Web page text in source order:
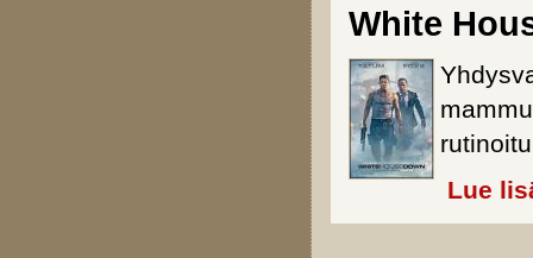
White
Lue